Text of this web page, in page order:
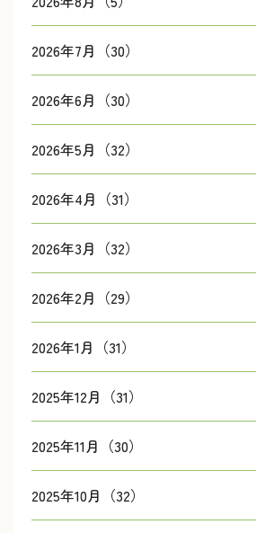
2026年7月（30）
2026年6月（30）
2026年5月（32）
2026年4月（31）
2026年3月（32）
2026年2月（29）
2026年1月（31）
2025年12月（31）
2025年11月（30）
2025年10月（32）